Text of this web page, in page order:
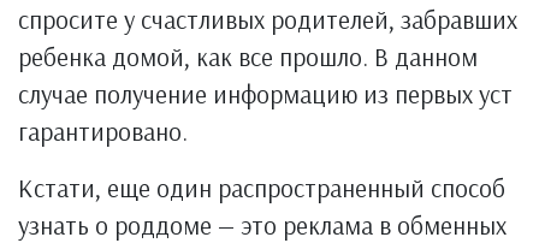
спросите у счастливых родителей, забравших
ребенка домой, как все прошло. В данном
случае получение информацию из первых уст
гарантировано.
Кстати, еще один распространенный способ
узнать о роддоме — это реклама в обменных